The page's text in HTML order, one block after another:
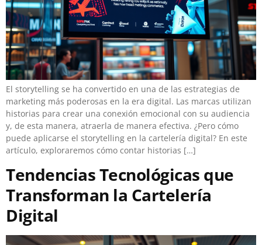
El storytelling se ha convertido en una de las estrategias de
marketing más poderosas en la era digital. Las marcas utilizan
historias para crear una conexión emocional con su audiencia
y, de esta manera, atraerla de manera efectiva. ¿Pero cómo
puede aplicarse el storytelling en la cartelería digital? En este
artículo, exploraremos cómo contar historias […]
Tendencias Tecnológicas que
Transforman la Cartelería
Digital